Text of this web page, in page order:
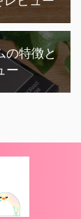
の特徴と
ー